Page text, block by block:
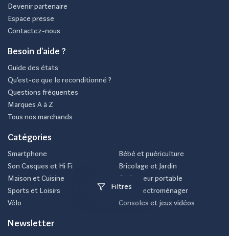
Filtres
Devenir partenaire
Espace presse
Contactez-nous
Besoin d'aide ?
Guide des états
Qu’est-ce que le reconditionné ?
Questions fréquentes
Marques A à Z
Tous nos marchands
Catégories
Smartphone
Son Casques et Hi Fi
Maison et Cuisine
Sports et Loisirs
Vélo
Bébé et puériculture
Bricolage et Jardin
Ordinateur portable
Petit électroménager
Consoles et jeux vidéos
Newsletter